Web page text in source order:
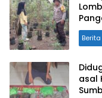
Berita
asal